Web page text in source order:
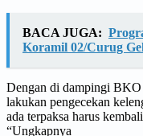
BACA JUGA:
Koramil 02/Curug
Dengan di dampingi BKO
lakukan pengecekan
ada terpaksa harus
“Ungkapnya